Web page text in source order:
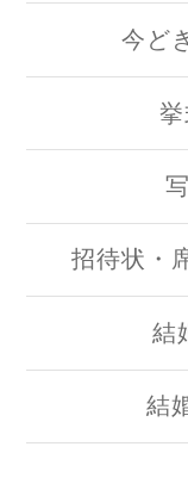
今ど
挙
招待状・
結
結